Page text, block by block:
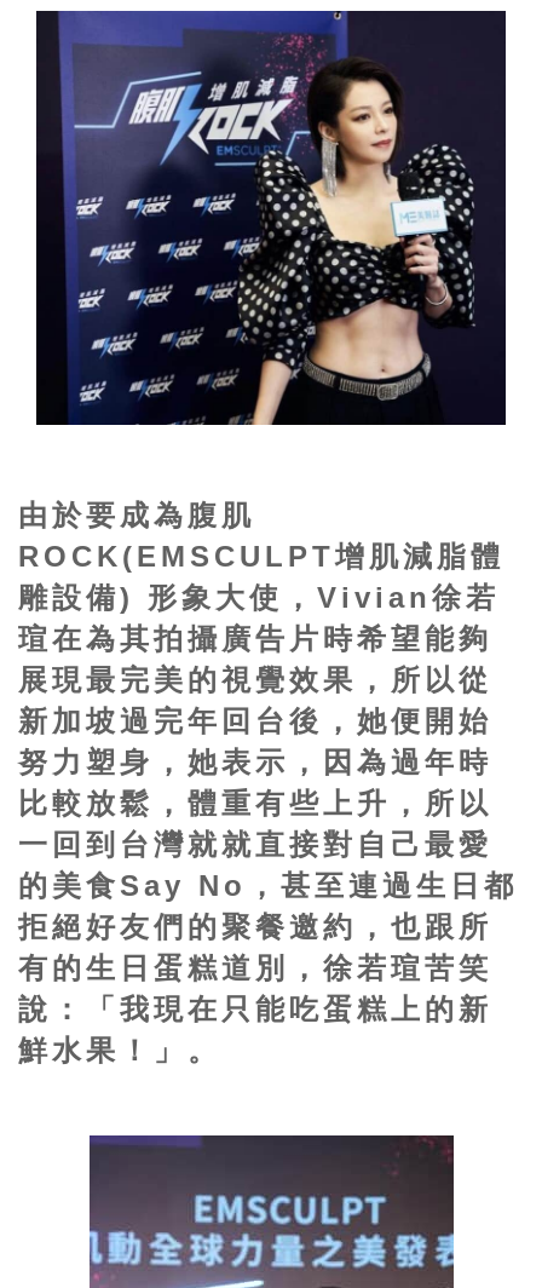
由於要成為腹肌
ROCK(EMSCULPT增肌減脂體
雕設備) 形象大使，Vivian徐若
瑄在為其拍攝廣告片時希望能夠
展現最完美的視覺效果，所以從
新加坡過完年回台後，她便開始
努力塑身，她表示，因為過年時
比較放鬆，體重有些上升，所以
一回到台灣就就直接對自己最愛
的美食Say No，甚至連過生日都
拒絕好友們的聚餐邀約，也跟所
有的生日蛋糕道別，徐若瑄苦笑
說：「我現在只能吃蛋糕上的新
鮮水果！」。